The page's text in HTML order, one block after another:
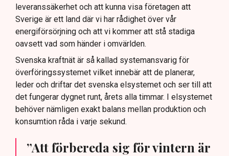
leveranssäkerhet och att kunna visa företagen att
Sverige är ett land där vi har rådighet över vår
energiförsörjning och att vi kommer att stå stadiga
oavsett vad som händer i omvärlden.
Svenska kraftnät är så kallad systemansvarig för
överföringssystemet vilket innebär att de planerar,
leder och driftar det svenska elsystemet och ser till att
det fungerar dygnet runt, årets alla timmar. I elsystemet
behöver nämligen exakt balans mellan produktion och
konsumtion råda i varje sekund.
”Att förbereda sig för vintern är